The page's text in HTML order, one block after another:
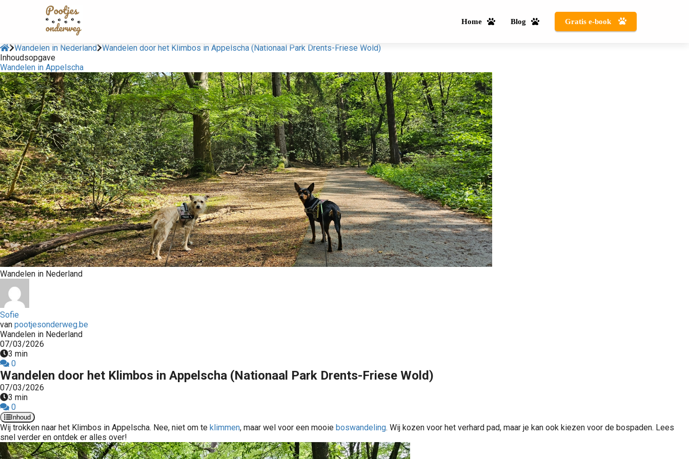
Home Blog Gratis e-book
Wandelen in Nederland Wandelen door het Klimbos in Appelscha (Nationaal Park Drents-Friese Wold)
Inhoudsopgave
Wandelen in Appelscha
Wandelen in Nederland
Sofie
van pootjesonderweg.be
Wandelen in Nederland
07/03/2026
3 min
0
Wandelen door het Klimbos in Appelscha (Nationaal Park Drents-Friese Wold)
07/03/2026
3 min
0
Inhoud
Wij trokken naar het Klimbos in Appelscha. Nee, niet om te klimmen, maar wel voor een mooie boswandeling. Wij kozen voor het verhard pad, maar je kan ook kiezen voor de bospaden. Lees
snel verder en ontdek er alles over!